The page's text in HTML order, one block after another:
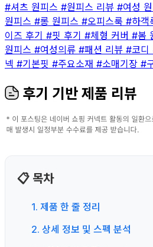
#셔츠 원피스 #원피스 리뷰 #여성
원피스 #롱 원피스 #오피스룩 #하객
이즈 후기 #핏 후기 #체형 커버 #봄
원피스 #여성의류 #패션 리뷰 #코디
넥 #기본핏 #주요소재 #소매기장 #
후기 기반 제품 리뷰
📋 목차
1. 제품 한 줄 정리
2. 상세 정보 및 스펙 분석